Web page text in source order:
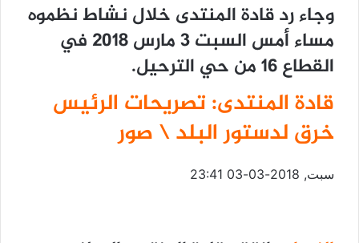
وجاء رد قادة المنتدى خلال نشاط نظموه
مساء أمس السبت 3 مارس 2018 في
القطاع 16 من حي الترحيل.
قادة المنتدى: تصريحات الرئيس
خرق لدستور البلد \ صور
سبت, 2018-03-03 23:41